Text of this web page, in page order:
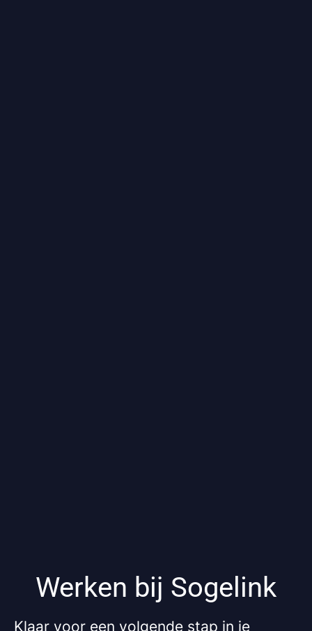
Werken bij Sogelink
Klaar voor een volgende stap in je